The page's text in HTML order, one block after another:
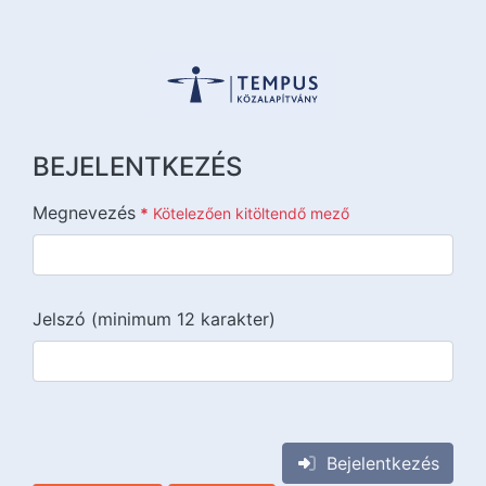
BEJELENTKEZÉS
Megnevezés * Kötelezően kitöltendő mező
Jelszó (minimum 12 karakter)
Bejelentkezés